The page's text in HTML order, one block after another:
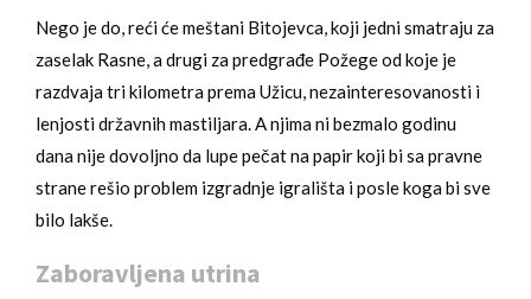
Nego je do, reći će meštani Bitojevca, koji jedni smatraju za
zaselak Rasne, a drugi za predgrađe Požege od koje je
razdvaja tri kilometra prema Užicu, nezainteresovanosti i
lenjosti državnih mastiljara. A njima ni bezmalo godinu
dana nije dovoljno da lupe pečat na papir koji bi sa pravne
strane rešio problem izgradnje igrališta i posle koga bi sve
bilo lakše.
Zaboravljena utrina